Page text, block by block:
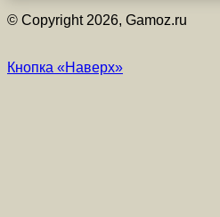
© Copyright 2026, Gamoz.ru
Кнопка «Наверх»